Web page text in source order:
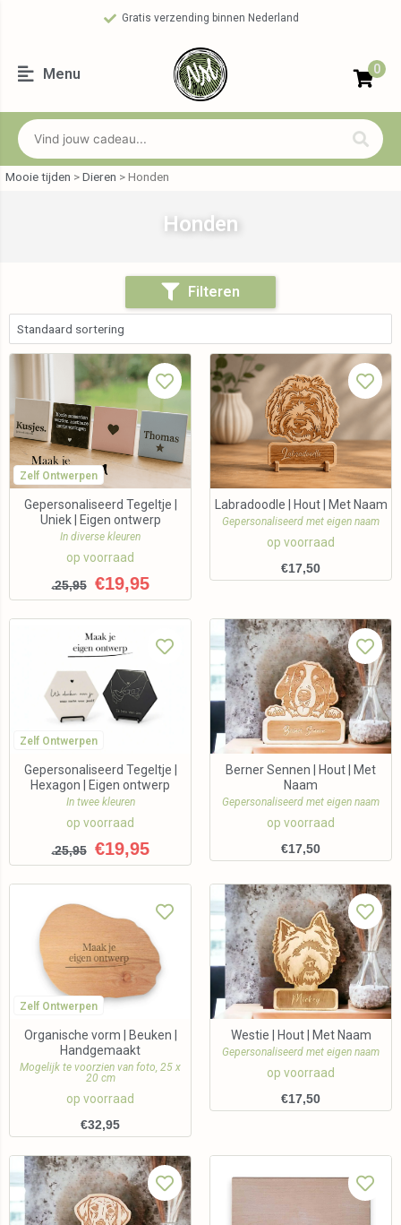
Gratis verzending binnen Nederland
Menu 0
Mooie tijden >Dieren >Honden
Honden
Filteren
Zelf Ontwerpen
Gepersonaliseerd Tegeltje |
Uniek | Eigen ontwerp
In diverse kleuren
op voorraad
€25,95 €19,95
Labradoodle | Hout | Met Naam
Gepersonaliseerd met eigen naam
op voorraad
€17,50
Zelf Ontwerpen
Gepersonaliseerd Tegeltje |
Hexagon | Eigen ontwerp
In twee kleuren
op voorraad
€25,95 €19,95
Berner Sennen | Hout | Met
Naam
Gepersonaliseerd met eigen naam
op voorraad
€17,50
Zelf Ontwerpen
Organische vorm | Beuken |
Handgemaakt
Mogelijk te voorzien van foto, 25 x
20 cm
op voorraad
€32,95
Westie | Hout | Met Naam
Gepersonaliseerd met eigen naam
op voorraad
€17,50